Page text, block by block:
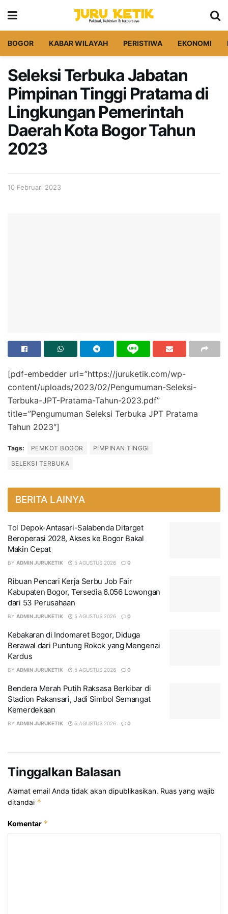
BOGOR KABAR WILAYAH PERISTIWA EKONOMI
Seleksi Terbuka Jabatan
Pimpinan Tinggi Pratama di
Lingkungan Pemerintah
Daerah Kota Bogor Tahun
2023
10 Februari 2023
[pdf-embedder url=”https://juruketik.com/wp-
content/uploads/2023/02/Pengumuman-Seleksi-
Terbuka-JPT-Pratama-Tahun-2023.pdf”
title=”Pengumuman Seleksi Terbuka JPT Pratama
Tahun 2023″]
Tags: PEMKOT BOGOR
PIMPINAN TINGGI
SELEKSI TERBUKA
BERITA LAINYA
Tol Depok-Antasari-Salabenda Ditarget
Beroperasi 2028, Akses ke Bogor Bakal
Makin Cepat
BY ADMIN JURUKETIK 5 AGUSTUS 2026 0
Ribuan Pencari Kerja Serbu Job Fair
Kabupaten Bogor, Tersedia 6.056 Lowongan
dari 53 Perusahaan
BY ADMIN JURUKETIK 5 AGUSTUS 2026 0
Kebakaran di Indomaret Bogor, Diduga
Berawal dari Puntung Rokok yang Mengenai
Kardus
BY ADMIN JURUKETIK 5 AGUSTUS 2026 0
Bendera Merah Putih Raksasa Berkibar di
Stadion Pakansari, Jadi Simbol Semangat
Kemerdekaan
BY ADMIN JURUKETIK 5 AGUSTUS 2026 0
Tinggalkan Balasan
Alamat email Anda tidak akan dipublikasikan. Ruas yang wajib
ditandai *
Komentar *